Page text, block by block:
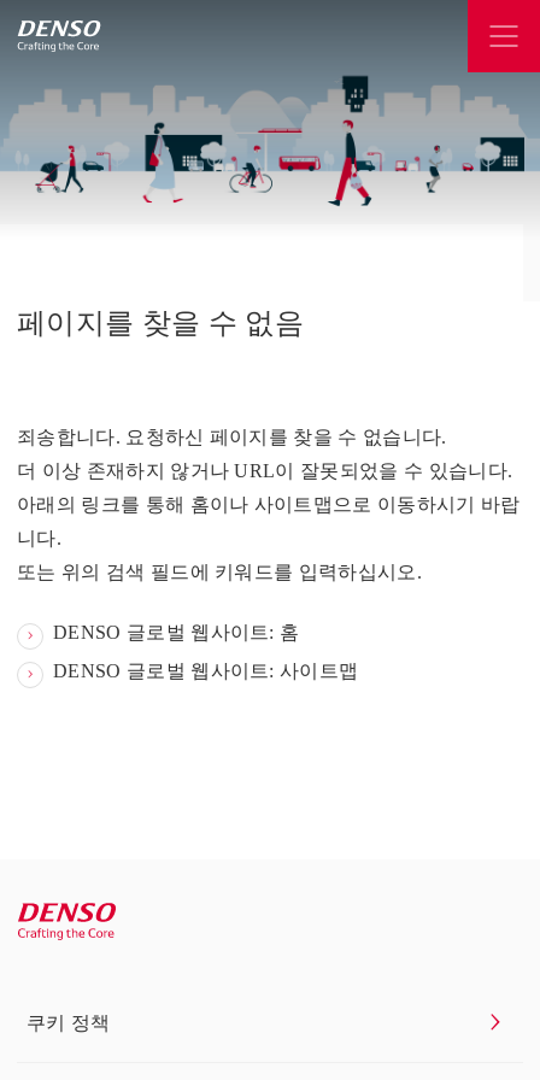
페이지를 찾을 수 없음
죄송합니다. 요청하신 페이지를 찾을 수 없습니다.
더 이상 존재하지 않거나 URL이 잘못되었을 수 있습니다.
아래의 링크를 통해 홈이나 사이트맵으로 이동하시기 바랍
니다.
또는 위의 검색 필드에 키워드를 입력하십시오.
DENSO 글로벌 웹사이트: 홈
DENSO 글로벌 웹사이트: 사이트맵
쿠키 정책